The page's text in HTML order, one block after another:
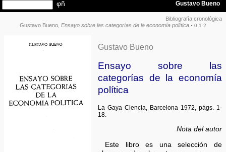
Bibliografía cronológica
Gustavo Bueno, Ensayo sobre las categorías de la economía política · 0 1 2
Gustavo Bueno
Ensayo sobre las
categorías de la economía
política
La Gaya Ciencia, Barcelona 1972, págs. 1-
18.
Nota del autor
Este libro es una selección de